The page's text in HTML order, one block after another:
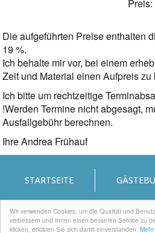
Wir verwenden Cookies, um die Qualität und
verbessern und Ihnen einen besseren Service zu
klicken, erklären Sie sich damit einverstanden.
Preis:
Die aufgeführten Preise enthalten
19 %.
Ich behalte mir vor, bei einem
Zeit und Material einen Aufpreis zu
Ich bitte um rechtzeitige
!Werden Termine nicht abgesagt,
Ausfallgebühr berechnen.
Ihre Andrea Frühauf
STARTSEITE
IMPRESSUM